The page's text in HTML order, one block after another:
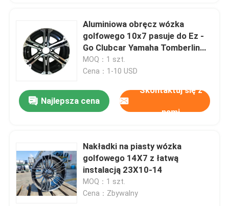
Aluminiowa obręcz wózka
golfowego 10x7 pasuje do Ez -
Go Clubcar Yamaha Tomberlin
Harley
MOQ：1 szt.
Cena：1-10 USD
Najlepsza cena
Skontaktuj się z
nami
Nakładki na piasty wózka
golfowego 14X7 z łatwą
instalacją 23X10-14
MOQ：1 szt.
Cena：Zbywalny